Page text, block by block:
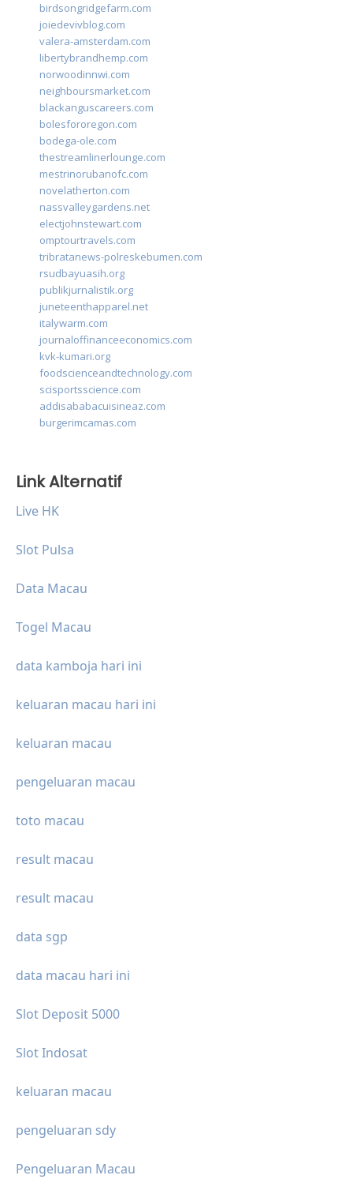
birdsongridgefarm.com
joiedevivblog.com
valera-amsterdam.com
libertybrandhemp.com
norwoodinnwi.com
neighboursmarket.com
blackanguscareers.com
bolesfororegon.com
bodega-ole.com
thestreamlinerlounge.com
mestrinorubanofc.com
novelatherton.com
nassvalleygardens.net
electjohnstewart.com
omptourtravels.com
tribratanews-polreskebumen.com
rsudbayuasih.org
publikjurnalistik.org
juneteenthapparel.net
italywarm.com
journaloffinanceeconomics.com
kvk-kumari.org
foodscienceandtechnology.com
scisportsscience.com
addisababacuisineaz.com
burgerimcamas.com
Link Alternatif
Live HK
Slot Pulsa
Data Macau
Togel Macau
data kamboja hari ini
keluaran macau hari ini
keluaran macau
pengeluaran macau
toto macau
result macau
result macau
data sgp
data macau hari ini
Slot Deposit 5000
Slot Indosat
keluaran macau
pengeluaran sdy
Pengeluaran Macau